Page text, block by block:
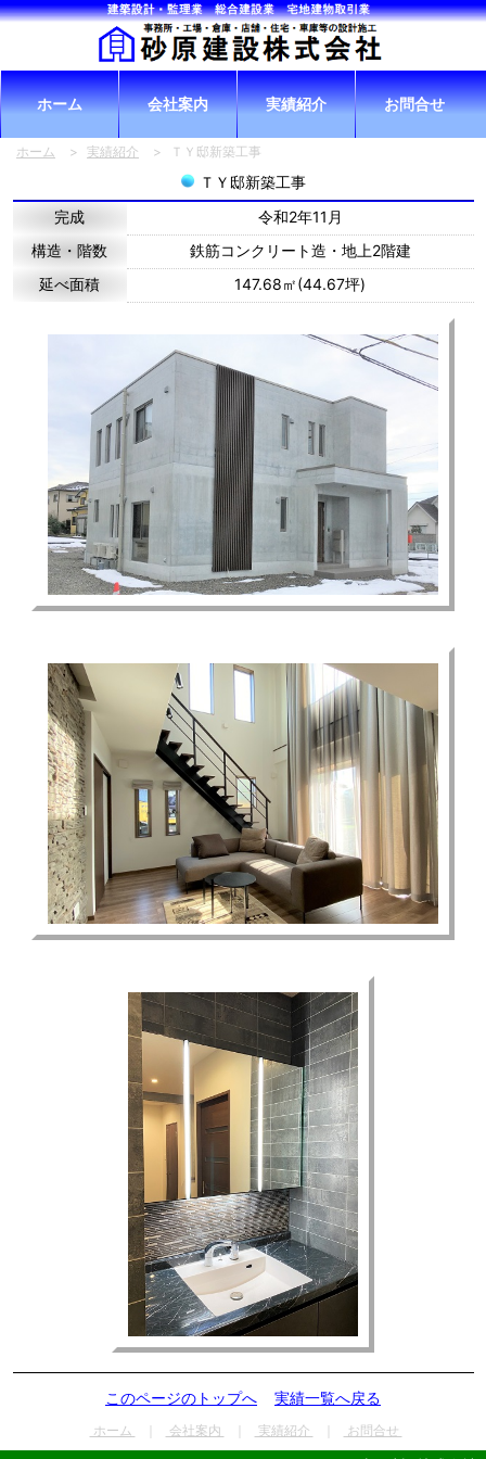
ホーム 会社案内 実績紹介 お問合せ
ホーム > 実績紹介 > ＴＹ邸新築工事
ＴＹ邸新築工事
完成
令和2年11月
構造・階数
鉄筋コンクリート造・地上2階建
延べ面積
147.68㎡(44.67坪)
このページのトップへ 実績一覧へ戻る
ホーム 会社案内 実績紹介 お問合せ